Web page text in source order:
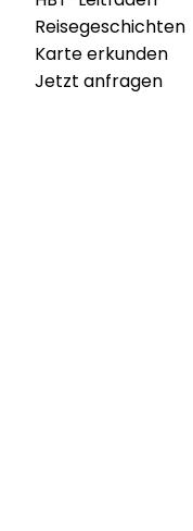
Reisegeschichten
Karte erkunden
Jetzt anfragen